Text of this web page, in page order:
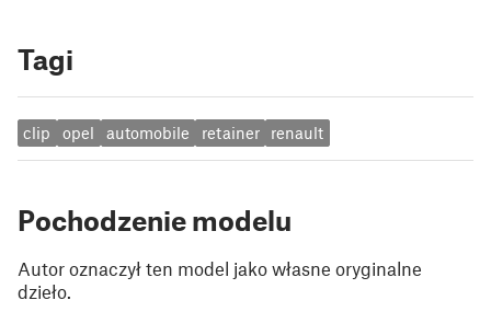
Tagi
clip opel automobile retainer renault
Pochodzenie modelu
Autor oznaczył ten model jako własne oryginalne
dzieło.